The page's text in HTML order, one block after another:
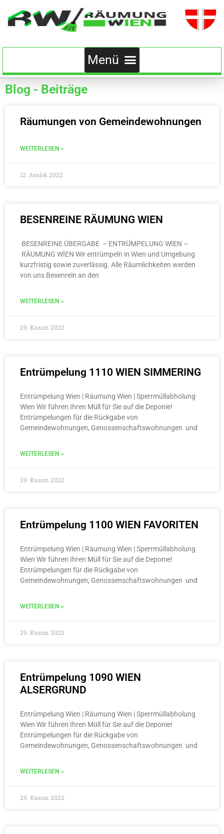
Blog - Beiträge
Räumungen von Gemeindewohnungen
WEITERLESEN »
12. Aralık 2022
BESENREINE RÄUMUNG WIEN
BESENREINE ÜBERGABE – ENTRÜMPELUNG WİEN –
RÄUMUNG WİEN Wir entrümpeln in Wien und Umgebung
kurzfristig sowie zuverlässig. Alle Räumlichkeiten werden
von uns Besenrein an den
WEITERLESEN »
29. Kasım 2022
Entrümpelung 1110 WIEN SIMMERING
Entrümpelung Wien | Räumung Wien | Sperrmüllabholung
Wien Wir führen Ihren Müll für Sie auf die Deponie!
Entrümpelungen für die Rückgabe von
Gemeindewohnungen, Genossenschaftswohnungen und
WEITERLESEN »
29. Kasım 2022
Entrümpelung 1100 WIEN FAVORITEN
Entrümpelung Wien | Räumung Wien | Sperrmüllabholung
Wien Wir führen Ihren Müll für Sie auf die Deponie!
Entrümpelungen für die Rückgabe von
Gemeindewohnungen, Genossenschaftswohnungen und
WEITERLESEN »
29. Kasım 2022
Entrümpelung 1090 WIEN
ALSERGRUND
Entrümpelung Wien | Räumung Wien | Sperrmüllabholung
Wien Wir führen Ihren Müll für Sie auf die Deponie!
Entrümpelungen für die Rückgabe von
Gemeindewohnungen, Genossenschaftswohnungen und
WEITERLESEN »
29. Kasım 2022